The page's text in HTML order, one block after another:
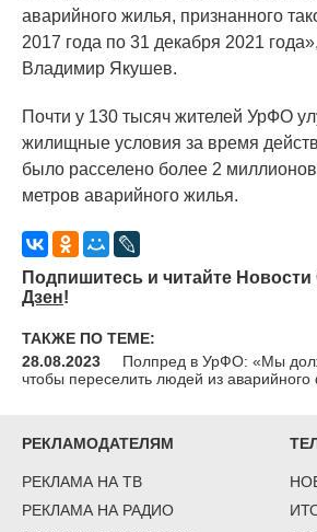
аварийного жилья, признанного
2017 года по 31 декабря 2021
Владимир Якушев.
Почти у 130 тысяч жителей УрФО
жилищные условия за время
было расселено более 2
метров аварийного жилья.
Подпишитесь и читайте Новости
Дзен!
ТАКЖЕ ПО ТЕМЕ:
28.08.2023
Полпред в УрФО: «Мы
чтобы переселить людей из
РЕКЛАМОДАТЕЛЯМ
РЕКЛАМА НА ТВ
РЕКЛАМА НА РАДИО